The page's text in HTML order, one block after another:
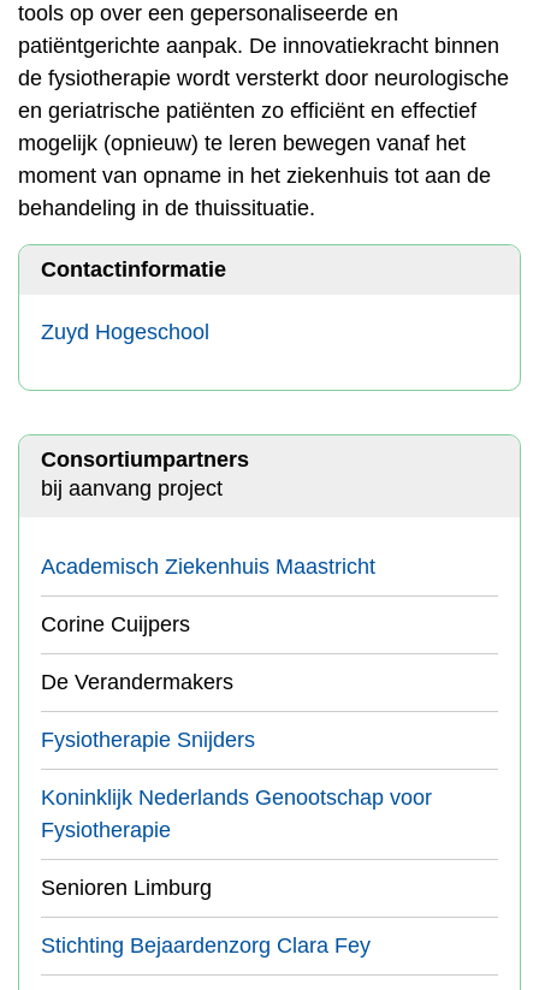
tools op over een gepersonaliseerde en
patiëntgerichte aanpak. De innovatiekracht binnen
de fysiotherapie wordt versterkt door neurologische
en geriatrische patiënten zo efficiënt en effectief
mogelijk (opnieuw) te leren bewegen vanaf het
moment van opname in het ziekenhuis tot aan de
behandeling in de thuissituatie.
Contactinformatie
Zuyd Hogeschool
Consortiumpartners
bij aanvang project
Academisch Ziekenhuis Maastricht
Corine Cuijpers
De Verandermakers
Fysiotherapie Snijders
Koninklijk Nederlands Genootschap voor
Fysiotherapie
Senioren Limburg
Stichting Bejaardenzorg Clara Fey